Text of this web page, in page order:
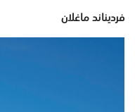
فرديناند ماغلان